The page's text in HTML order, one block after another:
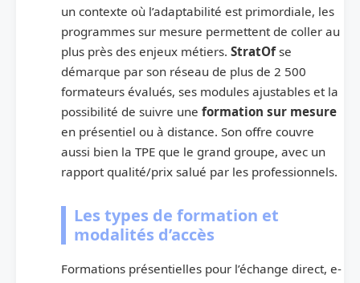
un contexte où l’adaptabilité est primordiale, les
programmes sur mesure permettent de coller au
plus près des enjeux métiers. StratOfse
démarque par son réseau de plus de 2 500
formateurs évalués, ses modules ajustables et la
possibilité de suivre une formation sur mesure
en présentiel ou à distance. Son offre couvre
aussi bien la TPE que le grand groupe, avec un
rapport qualité/prix salué par les professionnels.
Les types de formation et
modalités d’accès
Formations présentielles pour l’échange direct, e-